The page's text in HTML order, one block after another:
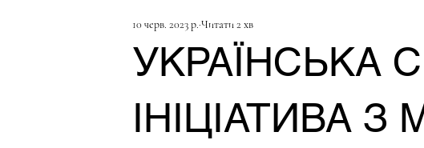
Психосоціальна допомога
УКРАЇНСЬКА
ІНІЦІАТИВА
10 черв. 2023 р. Читати 2 хв